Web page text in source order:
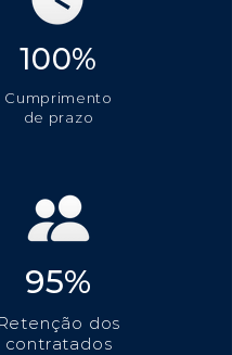
100%
Cumprimento
de prazo
95%
Retenção dos
contratados